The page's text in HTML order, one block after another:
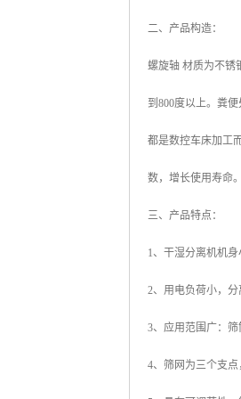
二、产品构造：
螺旋轴 材质为不锈
到800度以上。粪
都是数控车床加工
数，增长使用寿命
三、产品特点：
1、干湿分离机机
2、用电负荷小，分
3、应用范围广：
4、筛网为三个支